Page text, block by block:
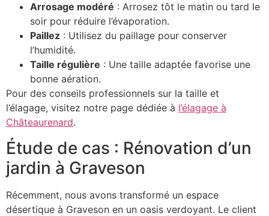
Arrosage modéré : Arrosez tôt le matin ou tard le
soir pour réduire l’évaporation.
Paillez : Utilisez du paillage pour conserver
l’humidité.
Taille régulière : Une taille adaptée favorise une
bonne aération.
Pour des conseils professionnels sur la taille et
l’élagage, visitez notre page dédiée à l’élagage à
Châteaurenard.
Étude de cas : Rénovation d’un
jardin à Graveson
Récemment, nous avons transformé un espace
désertique à Graveson en un oasis verdoyant. Le client